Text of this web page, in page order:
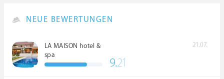
NEUE BEWERTUNGEN
LA MAISON hotel &
spa
21.07.
9.21